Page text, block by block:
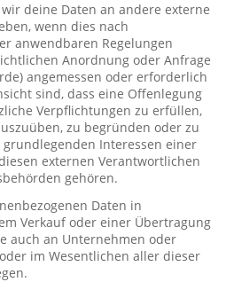
deine Daten an andere externe
wenn dies nach
anwendbaren Regelungen
Anordnung oder Anfrage
angemessen oder erforderlich
sind, dass eine Offenlegung
Verpflichtungen zu erfüllen,
zu begründen oder zu
Interessen einer
externen Verantwortlichen
gehören.
Daten in
Verkauf oder einer Übertragung
auch an Unternehmen oder
im Wesentlichen aller dieser